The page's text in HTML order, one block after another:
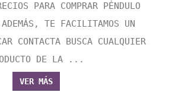
PARA COMPRAR PÉNDULO
TE FACILITAMOS UN
CONTACTA BUSCA CUALQUIER
DE LA ...
VER MÁS